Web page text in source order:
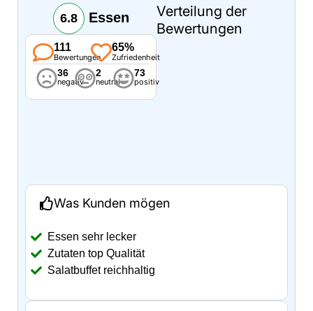
6.8 Essen
111
Bewertungen
65%
Zufriedenheit
36
negativ
2
neutral
73
positiv
Verteilung der
Bewertungen
Was Kunden mögen
Essen sehr lecker
Zutaten top Qualität
Salatbuffet reichhaltig